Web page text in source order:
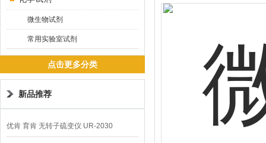
微生物试剂
常用实验室试剂
点击更多分类
新品推荐
优肯 育肯 无转子硫变仪 UR-2030